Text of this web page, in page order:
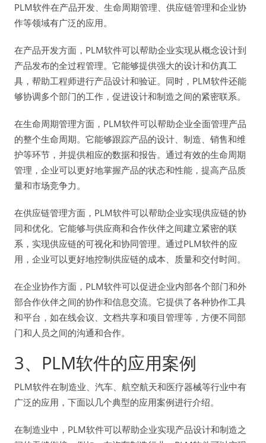
PLM软件在产品开发、生命周期管理、供应链管理和企业协
作等领域有广泛的应用。
在产品开发方面，PLM软件可以帮助企业实现从概念设计到
产品发布的全过程管理。它能够提供强大的设计和仿真工
具，帮助工程师进行产品设计和验证。同时，PLM软件还能
够协调多个部门的工作，促进设计和制造之间的紧密联系。
在生命周期管理方面，PLM软件可以帮助企业全面管理产品
的整个生命周期。它能够跟踪产品的设计、制造、销售和维
护等环节，并提供相应的数据和报告。通过有效的生命周期
管理，企业可以更好地掌握产品的状态和性能，提高产品质
量和市场竞争力。
在供应链管理方面，PLM软件可以帮助企业实现供应链的协
同和优化。它能够与供应商和合作伙伴之间建立紧密的联
系，实现供应链的可视化和协同管理。通过PLM软件的应
用，企业可以更好地控制供应链的成本、质量和交付时间。
在企业协作方面，PLM软件可以促进企业内部各个部门和外
部合作伙伴之间的协作和信息交流。它提供了各种协作工具
和平台，如在线会议、文档共享和项目管理等，方便不同部
门和人员之间的沟通和合作。
3、PLM软件的应用案例
PLM软件在制造业、汽车、航空航天和医疗器械等行业中有
广泛的应用，下面以几个典型的应用案例进行介绍。
在制造业中，PLM软件可以帮助企业实现产品设计和制造之